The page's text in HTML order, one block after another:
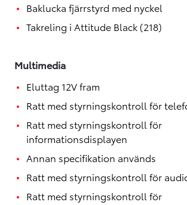
Baklucka fjärrstyrd med nyckel
Takreling i Attitude Black (218)
Multimedia
Eluttag 12V fram
Ratt med styrningskontroll för
Ratt med styrningskontroll för
informationsdisplayen
Annan specifikation används
Ratt med styrningskontroll för
Ratt med styrningskontroll för